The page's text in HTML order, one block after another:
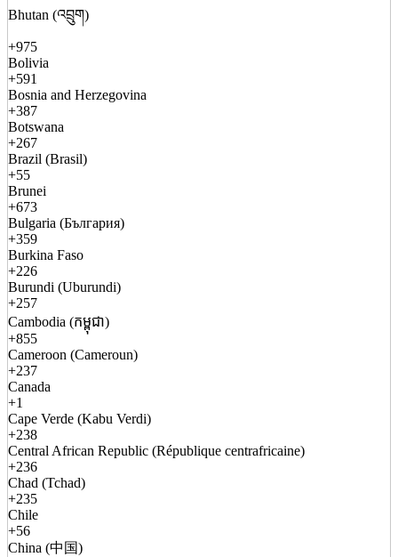
Bhutan (འབྲུག)
+975
Bolivia
+591
Bosnia and Herzegovina
+387
Botswana
+267
Brazil (Brasil)
+55
Brunei
+673
Bulgaria (България)
+359
Burkina Faso
+226
Burundi (Uburundi)
+257
Cambodia (កម្ពុជា)
+855
Cameroon (Cameroun)
+237
Canada
+1
Cape Verde (Kabu Verdi)
+238
Central African Republic (République centrafricaine)
+236
Chad (Tchad)
+235
Chile
+56
China (中国)